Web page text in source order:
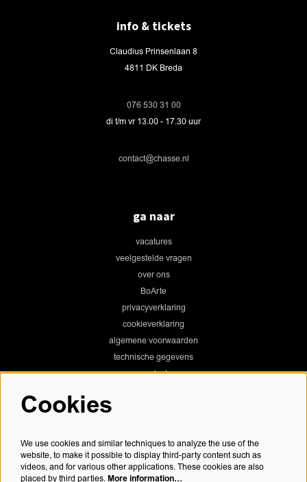
info & tickets
Claudius Prinsenlaan 8
4811 DK Breda
076 530 31 00
di t/m vr 13.00 - 17.30 uur
contact@chasse.nl
ga naar
vacatures
veelgestelde vragen
over ons
BoArte
privacyverklaring
cookieverklaring
algemene voorwaarden
technische gegevens
contact
Cookies
We use cookies and similar techniques to analyze the use of the
website, to make it possible to display third-party content such as
videos, and for various other applications. These cookies are also
placed by third parties. More information…